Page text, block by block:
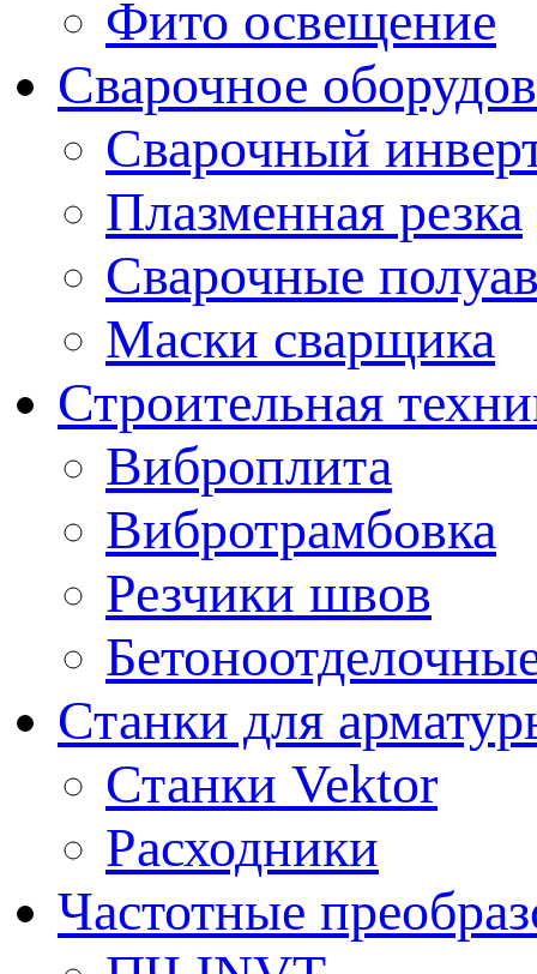
Фито освещение
Сварочное
Сварочный
Плазменная резка
Сварочные
Маски сварщика
Строительная
Виброплита
Вибротрамбовка
Резчики швов
Станки для
Станки Vektor
Расходники
Частотные